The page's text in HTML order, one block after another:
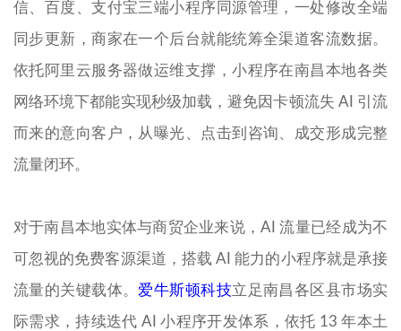
信、百度、支付宝三端小程序同源管理，一处修改全端
同步更新，商家在一个后台就能统筹全渠道客流数据。
依托阿里云服务器做运维支撑，小程序在南昌本地各类
网络环境下都能实现秒级加载，避免因卡顿流失 AI 引流
而来的意向客户，从曝光、点击到咨询、成交形成完整
流量闭环。
对于南昌本地实体与商贸企业来说，AI 流量已经成为不
可忽视的免费客源渠道，搭载 AI 能力的小程序就是承接
流量的关键载体。爱牛斯顿科技立足南昌各区县市场实
际需求，持续迭代 AI 小程序开发体系，依托 13 年本土